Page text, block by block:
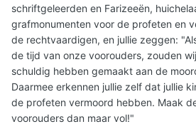
schriftgeleerden en Farizeeën,
grafmonumenten voor de profeten en
de rechtvaardigen, en jullie zeggen:
de tijd van onze voorouders, zouden
schuldig hebben gemaakt aan de
Daarmee erkennen jullie zelf dat jullie
de profeten vermoord hebben. Maak
voorouders dan maar vol!"